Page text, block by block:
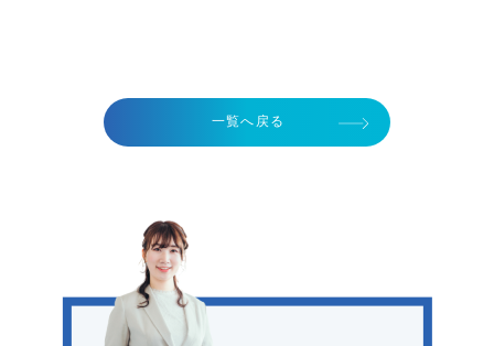
一覧へ戻る